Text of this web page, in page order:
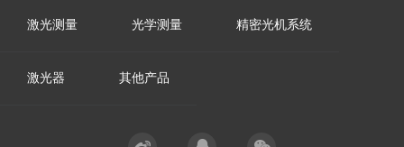
激光测量 光学测量 精密光机系统
激光器 其他产品